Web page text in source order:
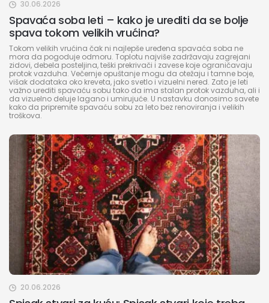
30.06.2026
Spavaća soba leti – kako je urediti da se bolje
spava tokom velikih vrućina?
Tokom velikih vrućina čak ni najlepše uređena spavaća soba ne
mora da pogoduje odmoru. Toplotu najviše zadržavaju zagrejani
zidovi, debela posteljina, teški prekrivači i zavese koje ograničavaju
protok vazduha. Večernje opuštanje mogu da otežaju i tamne boje,
višak dodataka oko kreveta, jako svetlo i vizuelni nered. Zato je leti
važno urediti spavaću sobu tako da ima stalan protok vazduha, ali i
da vizuelno deluje lagano i umirujuće. U nastavku donosimo savete
kako da pripremite spavaću sobu za leto bez renoviranja i velikih
troškova.
20.06.2026